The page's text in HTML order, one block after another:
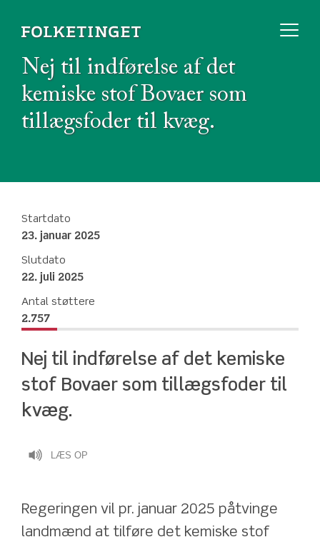
Nej til indførelse af det
kemiske stof Bovaer som
tillægsfoder til kvæg.
Startdato
23. januar 2025
Slutdato
22. juli 2025
Antal støttere
2.757
Nej til indførelse af det kemiske
stof Bovaer som tillægsfoder til
kvæg.
LÆS OP
Regeringen vil pr. januar 2025 påtvinge
landmænd at tilføre det kemiske stof